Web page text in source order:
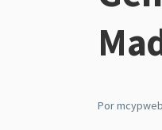
Pormcypweb